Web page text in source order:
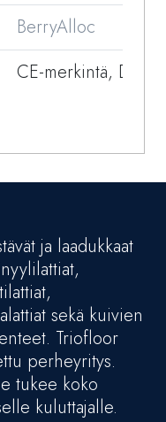
BerryAlloc
CE-merkintä, DOP
ja laadukkaat
sekä kuivien
Triofloor
perheyritys.
tukee koko
kuluttajalle.